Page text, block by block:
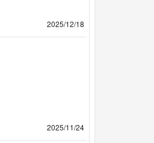
2025/12/18
2025/11/24